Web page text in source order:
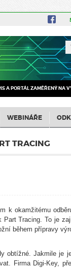
A PORTÁL ZAMĚŘENÝ NA
WEBINÁŘE
TRACING
k okamžitému
Tracing. To je
během přípravy
obtížné. Jakmile je
Firma Digi-Key,